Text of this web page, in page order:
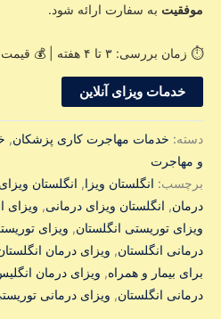
موفقیت به سفارت ارائه شود.
⏱️ زمان بررسی: ۳ تا ۴ هفته | 💰 قیمت: ۲۹,۹۰۰,۰۰۰ تومان
خدمات ویزای آنلاین
دسته: خدمات مهاجرت کاری پزشکان,
و مهاجرت
برچسب: انگلستان ویزا, انگلستان
درمان, انگلستان ویزای درمانی, ویزای
ویزای توریستی انگلستان, ویزای
درمانی انگلستان, ویزای درمان
برای بیمار و همراه, ویزای درمان
درمانی انگلستان, ویزای درمانی